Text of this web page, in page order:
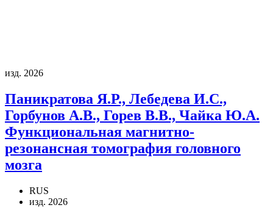
изд. 2026
Паникратова Я.Р., Лебедева И.С.,
Горбунов А.В., Горев В.В., Чайка Ю.А.
Функциональная магнитно-
резонансная томография головного
мозга
RUS
изд. 2026